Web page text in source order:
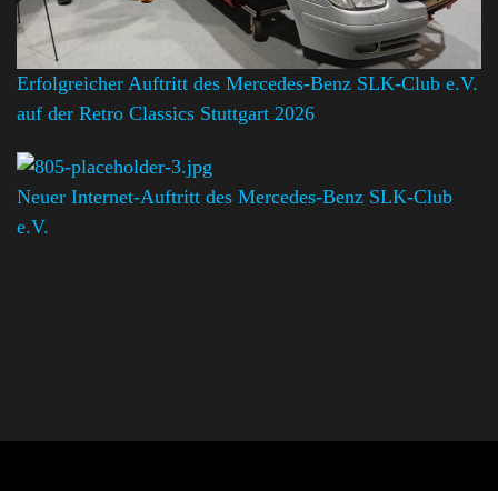
Erfolgreicher Auftritt des Mercedes-Benz SLK-Club e.V.
auf der Retro Classics Stuttgart 2026
Neuer Internet-Auftritt des Mercedes-Benz SLK-Club
e.V.